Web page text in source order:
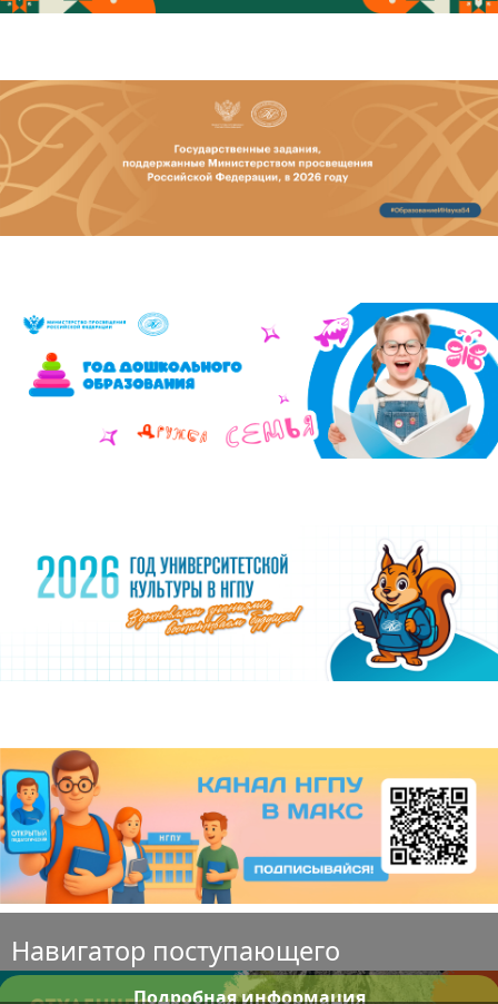
Навигатор поступающего
Подробная информация